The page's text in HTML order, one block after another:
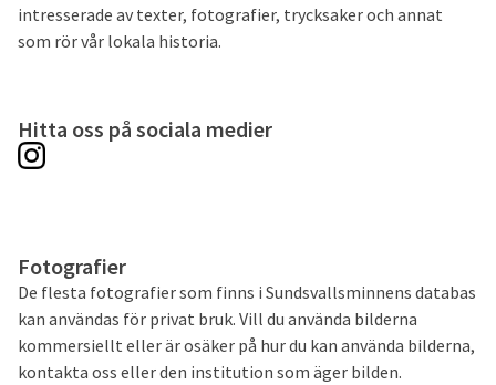
intresserade av texter, fotografier, trycksaker och annat
som rör vår lokala historia.
Hitta oss på sociala medier
Fotografier
De flesta fotografier som finns i Sundsvallsminnens databas
kan användas för privat bruk. Vill du använda bilderna
kommersiellt eller är osäker på hur du kan använda bilderna,
kontakta oss eller den institution som äger bilden.